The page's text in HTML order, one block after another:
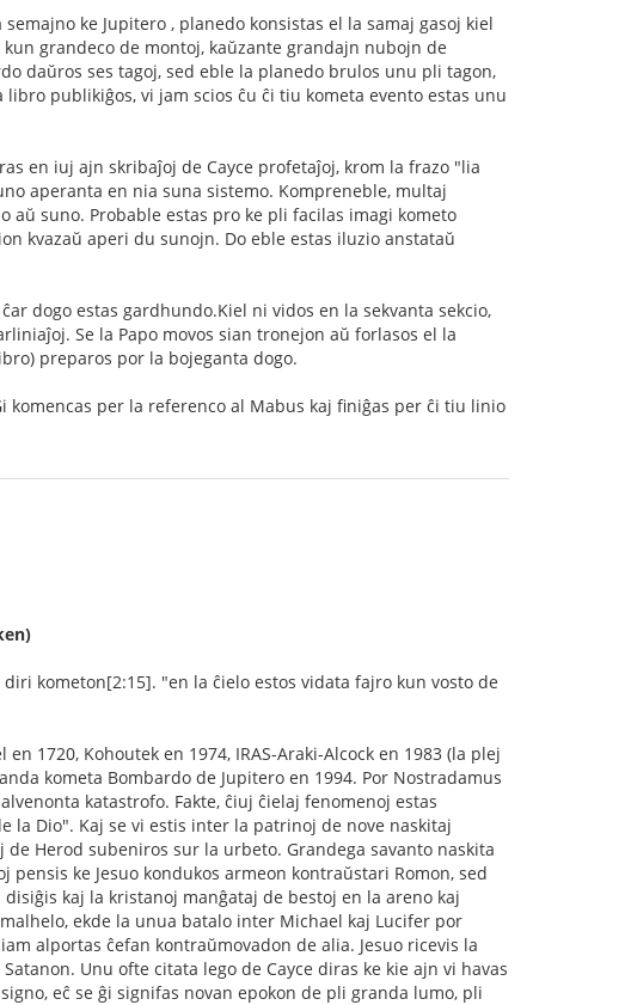
ke Jupitero , planedo konsistas el la samaj gasoj kiel
grandeco de montoj, kaŭzante grandajn nubojn de
daŭros ses tagoj, sed eble la planedo brulos unu pli tagon,
publikiĝos, vi jam scios ĉu ĉi tiu kometa evento estas unu
en iuj ajn skribaĵoj de Cayce profetaĵoj, krom la frazo "lia
aperanta en nia suna sistemo. Kompreneble, multaj
suno. Probable estas pro ke pli facilas imagi kometo
kvazaŭ aperi du sunojn. Do eble estas iluzio anstataŭ
dogo estas gardhundo.Kiel ni vidos en la sekvanta sekcio,
Se la Papo movos sian tronejon aŭ forlasos el la
preparos por la bojeganta dogo.
per la referenco al Mabus kaj finiĝas per ĉi tiu linio
kometon[2:15]. "en la ĉielo estos vidata fajro kun vosto de
1720, Kohoutek en 1974, IRAS-Araki-Alcock en 1983 (la plej
kometa Bombardo de Jupitero en 1994. Por Nostradamus
katastrofo. Fakte, ĉiuj ĉielaj fenomenoj estas
la Dio". Kaj se vi estis inter la patrinoj de nove naskitaj
Herod subeniros sur la urbeto. Grandega savanto naskita
ke Jesuo kondukos armeon kontraŭstari Romon, sed
kaj la kristanoj manĝataj de bestoj en la areno kaj
ekde la unua batalo inter Michael kaj Lucifer por
alportas ĉefan kontraŭmovadon de alia. Jesuo ricevis la
Unu ofte citata lego de Cayce diras ke kie ajn vi havas
eĉ se ĝi signifas novan epokon de pli granda lumo, pli